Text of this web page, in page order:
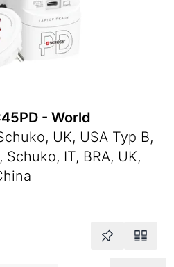
- World
UK, USA Typ B,
IT, BRA, UK,